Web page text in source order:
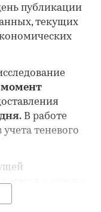
публикации
текущих
В работе
теневого
масел и оценка